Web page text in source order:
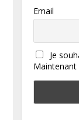
Email
Je
Maintenant